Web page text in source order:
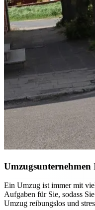
Ein Umzug ist immer mit
Aufgaben für Sie, sodass
Umzug reibungslos und